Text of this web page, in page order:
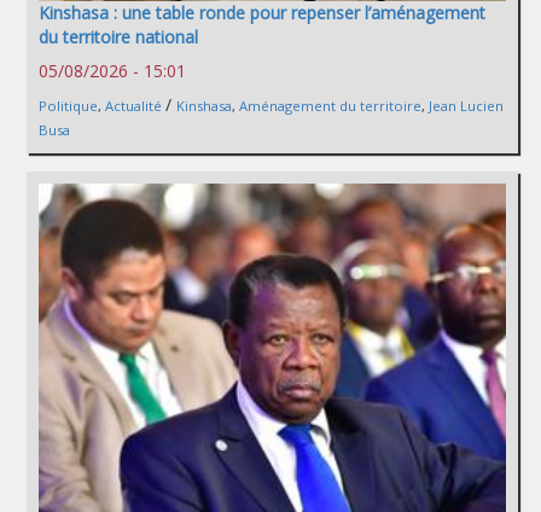
Kinshasa : une table ronde pour repenser l’aménagement
du territoire national
05/08/2026 - 15:01
Politique, Actualité / Kinshasa, Aménagement du territoire, Jean Lucien
Busa